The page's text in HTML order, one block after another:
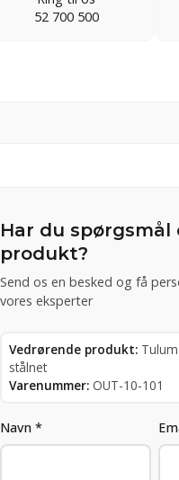
52 700 500
Har du
produkt?
Send os en besked og få
vores eksperter
Vedrørende produkt:
stålnet
Varenummer: OUT-10-101
Navn *